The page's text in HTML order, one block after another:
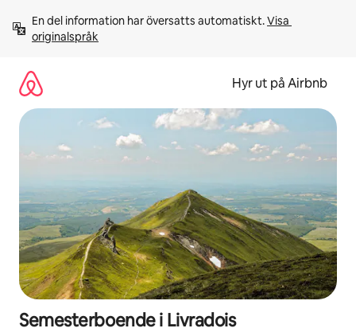
innehåll
En del information har översatts automatiskt. Visa
originalspråk
Hyr ut på Airbnb
Semesterboende i Livradois